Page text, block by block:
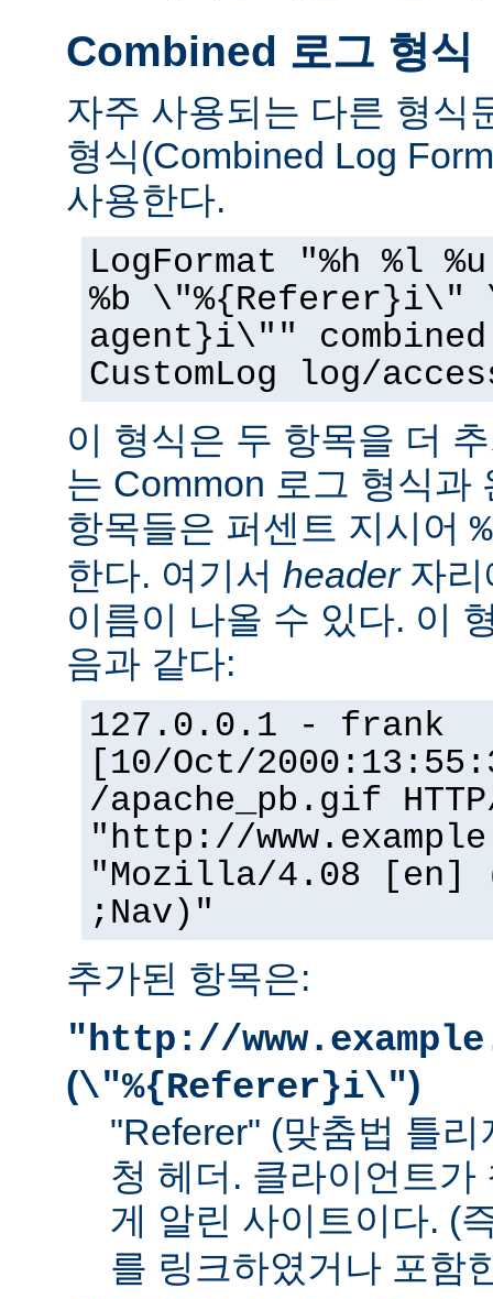
Combined 로그 형식
자주 사용되는 다른 형식
형식(Combined Log
사용한다.
LogFormat "%h %l
%b \"%{Referer}i\"
agent}i\"" combined
CustomLog log/
이 형식은 두 항목을 더
는 Common 로그 형식과
항목들은 퍼센트 지시어
한다. 여기서 header자리
이름이 나올 수 있다. 이
음과 같다:
127.0.0.1 - frank
[10/Oct/
/apache_pb.gif
"http://
"Mozilla/4.08 [en]
;Nav)"
추가된 항목은:
"http://
(\"%{Referer}i\")
"Referer" (맞춤법 틀
청 헤더. 클라이언트가
게 알린 사이트이다. (
를 링크하였거나 포함